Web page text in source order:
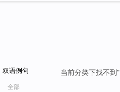
双语例句
全部
当前分类下找不到"